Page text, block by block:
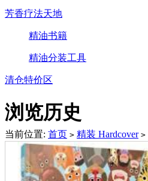
芳香疗法天地
精油书籍
精油分装工具
清仓特价区
浏览历史
当前位置: 首页 > 精装 Hardcover >